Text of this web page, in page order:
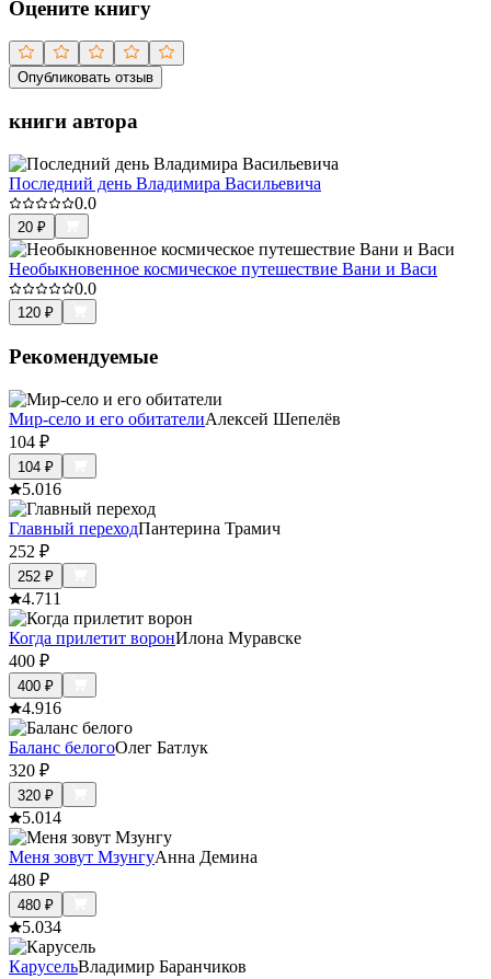
Оцените книгу
Опубликовать отзыв
книги автора
Последний день Владимира Васильевича
0.0
20 ₽
Необыкновенное космическое путешествие Вани и Васи
0.0
120 ₽
Рекомендуемые
Мир-село и его обитателиАлексей Шепелёв
104 ₽
104 ₽
5.016
Главный переходПантерина Трамич
252 ₽
252 ₽
4.711
Когда прилетит воронИлона Муравске
400 ₽
400 ₽
4.916
Баланс белогоОлег Батлук
320 ₽
320 ₽
5.014
Меня зовут МзунгуАнна Демина
480 ₽
480 ₽
5.034
КарусельВладимир Баранчиков